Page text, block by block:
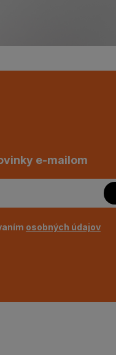
e-mailom
osobných údajov